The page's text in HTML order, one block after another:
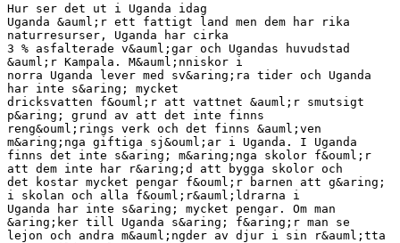
Hur ser det ut i Uganda idag
Uganda &auml;r ett fattigt land men dem har rika
naturresurser, Uganda har cirka
3 % asfalterade v&auml;gar och Ugandas huvudstad
&auml;r Kampala. M&auml;nniskor i
norra Uganda lever med sv&aring;ra tider och Uganda
har inte s&aring; mycket
dricksvatten f&ouml;r att vattnet &auml;r smutsigt
p&aring; grund av att det inte finns
reng&ouml;rings verk och det finns &auml;ven
m&aring;nga giftiga sj&ouml;ar i Uganda. I Uganda
finns det inte s&aring; m&aring;nga skolor f&ouml;r
att dem inte har r&aring;d att bygga skolor och
det kostar mycket pengar f&ouml;r barnen att g&aring;
i skolan och alla f&ouml;r&auml;ldrarna i
Uganda har inte s&aring; mycket pengar. Om man
&aring;ker till Uganda s&aring; f&aring;r man se
lejon och andra m&auml;ngder av djur i sin r&auml;tta